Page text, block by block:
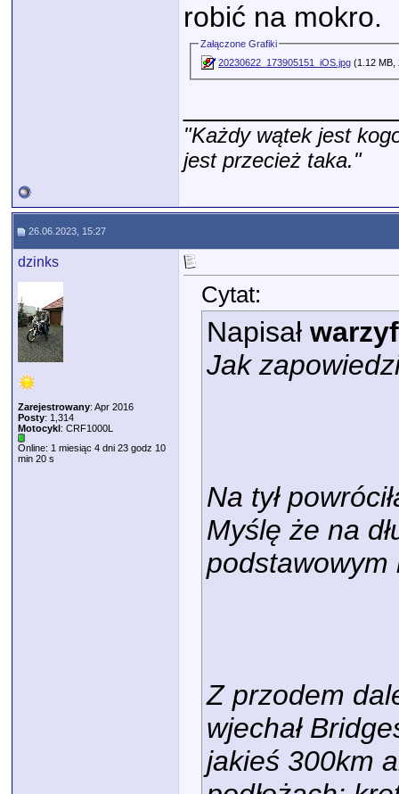
robić na mokro.
Załączone Grafiki
20230622_173905151_iOS.jpg (1.12 MB,
"Każdy wątek jest
jest przecież taka."
26.06.2023, 15:27
dzinks
Zarejestrowany: Apr 2016
Posty: 1,314
Motocykl: CRF1000L
Online: 1 miesiąc 4 dni 23 godz 10
min 20 s
Cytat:
Napisał
Jak
Na tył
Myślę że na
podstawowym
Z przodem
wjechał
jakieś 300km